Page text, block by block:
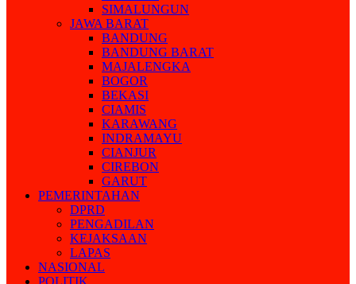
SIMALUNGUN
JAWA BARAT
BANDUNG
BANDUNG BARAT
MAJALENGKA
BOGOR
BEKASI
CIAMIS
KARAWANG
INDRAMAYU
CIANJUR
CIREBON
GARUT
PEMERINTAHAN
DPRD
PENGADILAN
KEJAKSAAN
LAPAS
NASIONAL
POLITIK